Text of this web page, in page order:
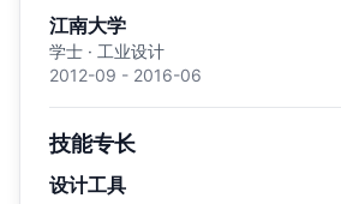
江南大学
学士 · 工业设计
2012-09 - 2016-06
技能专长
设计工具